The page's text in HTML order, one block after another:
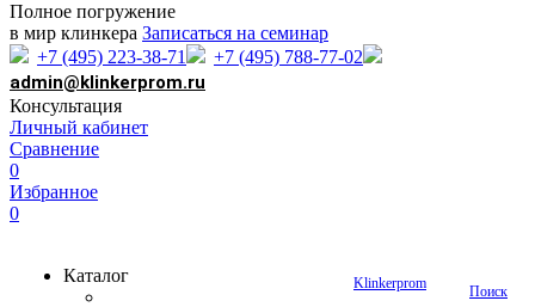
Полное погружение
в мир клинкера Записаться на семинар
+7 (495) 223-38-71
+7 (495) 788-77-02
admin@klinkerprom.ru
Консультация
Личный кабинет
Сравнение
0
Избранное
0
Поиск
Klinkerprom
Каталог